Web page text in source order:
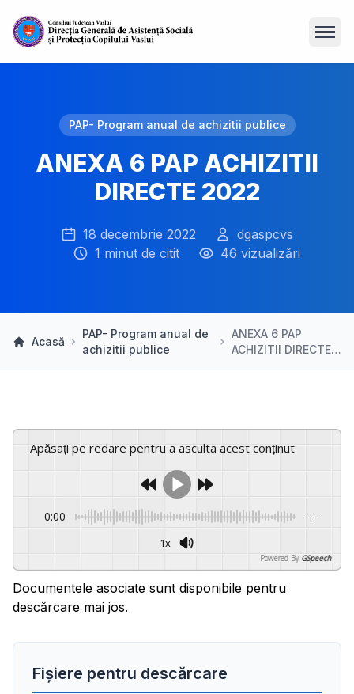
PAP- Program anual de achizitii publice
ANEXA 6 PAP ACHIZITII
DIRECTE 2022
18 decembrie 2022
dgaspcvs
1 minut de citit
46 vizualizări
Acasă
PAP- Program anual de
achizitii publice
ANEXA 6 PAP
ACHIZITII DIRECTE…
Apăsați pe redare pentru a asculta acest conținut
0:00 -:--
1x
Powered By GSpeech
Documentele asociate sunt disponibile pentru
descărcare mai jos.
Fișiere pentru descărcare